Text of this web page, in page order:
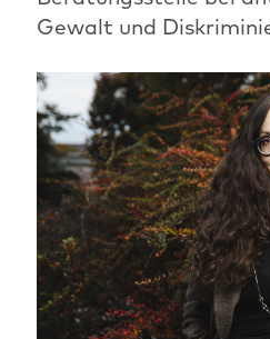
Gewalt und